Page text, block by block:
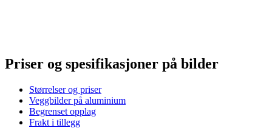
Priser og spesifikasjoner på bilder
Størrelser og priser
Veggbilder på aluminium
Begrenset opplag
Frakt i tillegg